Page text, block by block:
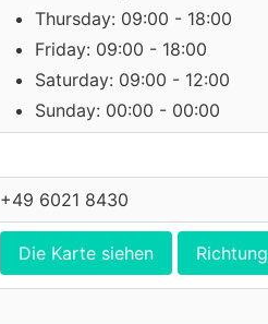
Thursday: 09:00 - 18:00
Friday: 09:00 - 18:00
Saturday: 09:00 - 12:00
Sunday: 00:00 - 00:00
+49 6021 8430
Die Karte siehen Richtung